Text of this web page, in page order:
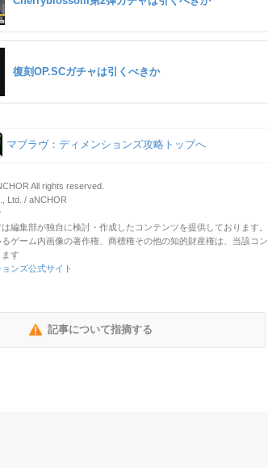
復刻OP.SCガチャは引くべきか
マブラヴ：ディメンションズ攻略トップへ
All rights reserved.
Ltd. / aNCHOR
編集部が独自に検討・作成したコンテンツを提供しております。
ゲーム内画像の著作権、商標権その他の知的財産権は、当該コン
す
ンズ公式サイト
記事について指摘する